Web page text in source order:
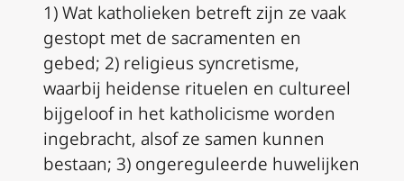
1) Wat katholieken betreft zijn ze vaak
gestopt met de sacramenten en
gebed; 2) religieus syncretisme,
waarbij heidense rituelen en cultureel
bijgeloof in het katholicisme worden
ingebracht, alsof ze samen kunnen
bestaan; 3) ongereguleerde huwelijken